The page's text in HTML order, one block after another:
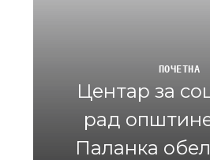
ПОЧЕТНА
Центар за
рад
Паланка